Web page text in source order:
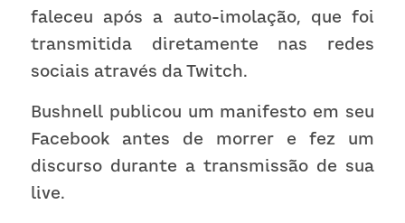
faleceu após a auto-imolação, que foi
transmitida diretamente nas redes
sociais através da Twitch.
Bushnell publicou um manifesto em seu
Facebook antes de morrer e fez um
discurso durante a transmissão de sua
live.